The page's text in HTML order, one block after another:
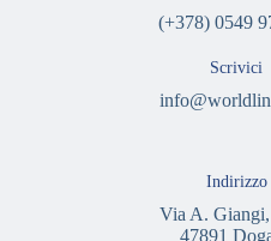
(+378) 0549
Scrivici
Indirizzo
Via A.
47891